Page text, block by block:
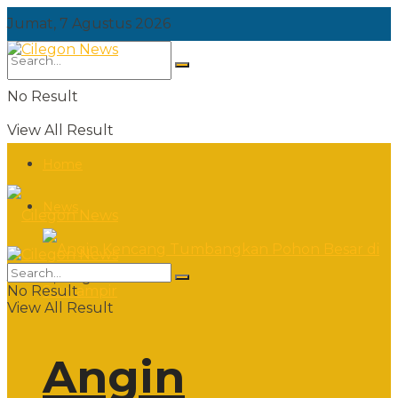
Jumat, 7 Agustus 2026
No Result
View All Result
Angin
Jumat, 7 Agustus 2026
No Result
View All Result